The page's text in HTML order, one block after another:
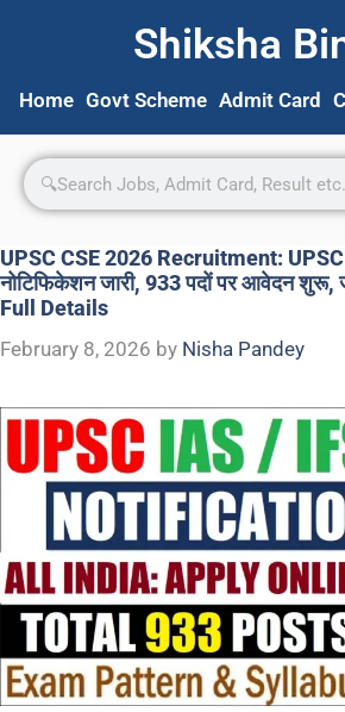
Shiksha
Home Govt Scheme Admit Card
UPSC CSE 2026 Recruitment:
नोटिफिकेशन जारी, 933 पदों पर आवेदन शुरू,
Full Details
February 8, 2026 by Nisha Pandey